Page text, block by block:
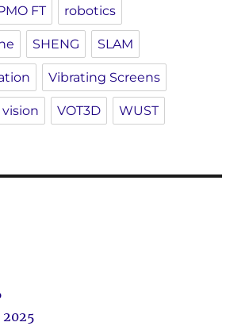
FT robotics
SHENG SLAM
Vibrating Screens
vision VOT3D WUST
2025